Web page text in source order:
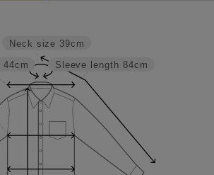
Sleeve length 84cm
Neck size 39cm
44cm